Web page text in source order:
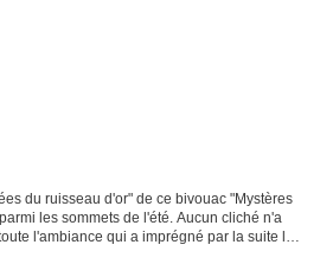
du ruisseau d'or" de ce bivouac "Mystères
les sommets de l'été. Aucun cliché n'a
l'ambiance qui a imprégné par la suite le